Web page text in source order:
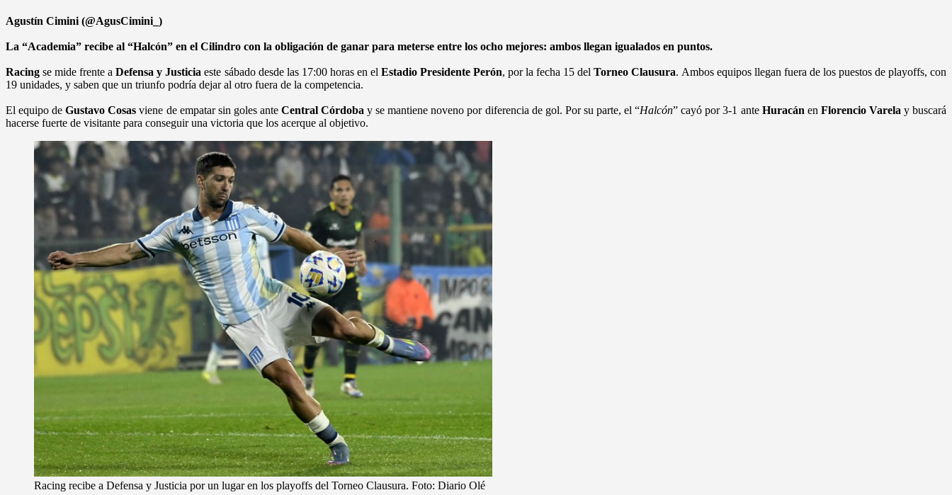
Agustín Cimini (@AgusCimini_)
La “Academia” recibe al “Halcón” en el Cilindro con la obligación de ganar para meterse entre los ocho mejores: ambos llegan igualados en puntos.
Racing se mide frente aDefensa y Justicia este sábado desde las 17:00 horas en el Estadio Presidente Perón, por la fecha 15 delTorneo Clausura. Ambos equipos llegan fuera de los puestos de playoffs, con
19 unidades, y saben que un triunfo podría dejar al otro fuera de la competencia.
El equipo deGustavo Cosas viene de empatar sin goles ante Central Córdoba y se mantiene noveno por diferencia de gol. Por su parte, el “Halcón” cayó por 3-1 ante Huracán en Florencio Varela y buscará
hacerse fuerte de visitante para conseguir una victoria que los acerque al objetivo.
Racing recibe a Defensa y Justicia por un lugar en los playoffs del Torneo Clausura. Foto: Diario Olé